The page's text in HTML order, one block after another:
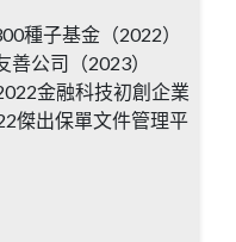
種子基金（2022）
善公司（2023）
金融科技初創企業
傑出保單文件管理平